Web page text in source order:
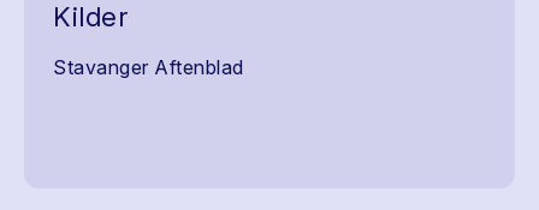
Kilder
Stavanger Aftenblad